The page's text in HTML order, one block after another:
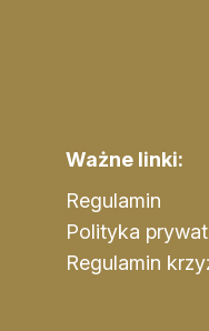
Ważne linki:
Regulamin
Polityka
Regulamin